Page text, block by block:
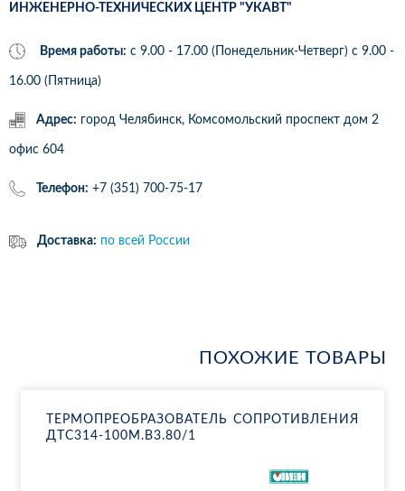
ИНЖЕНЕРНО-ТЕХНИЧЕСКИХ ЦЕНТР "УКАВТ"
Время работы: с 9.00 - 17.00 (Понедельник-Четверг) c 9.00 -
16.00 (Пятница)
Адрес: город Челябинск, Комсомольский проспект дом 2
офис 604
Телефон: +7 (351) 700-75-17
Доставка: по всей России
ПОХОЖИЕ ТОВАРЫ
ТЕР­МО­ПРЕ­ОБ­РА­ЗО­ВА­ТЕЛЬ СО­ПРО­ТИВ­ЛЕ­НИЯ
ДТ­С314-100М.В3.80/1